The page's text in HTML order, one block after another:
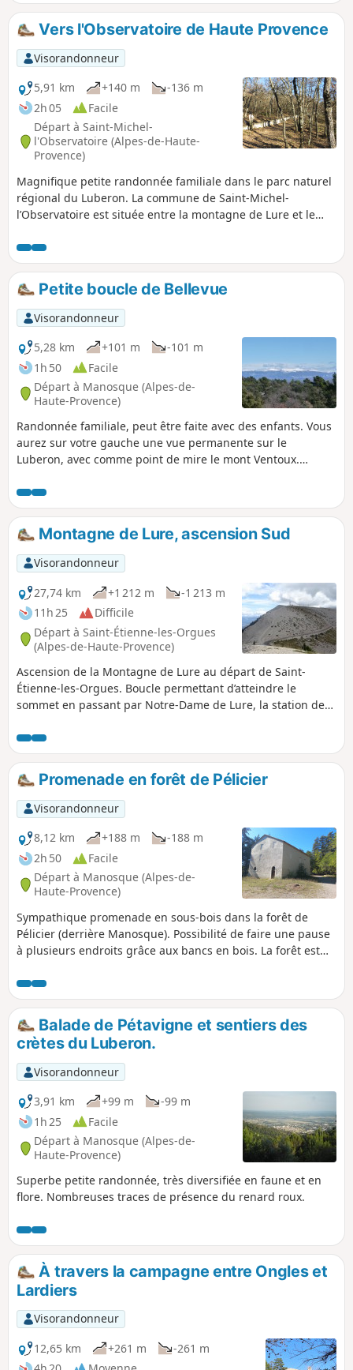
Vers l'Observatoire de Haute Provence
Visorandonneur
5,91 km
+140 m
-136 m
2h 05
Facile
Départ à Saint-Michel-
l'Observatoire (Alpes-de-Haute-
Provence)
Magnifique petite randonnée familiale dans le parc naturel
régional du Luberon. La commune de Saint-Michel-
l’Observatoire est située entre la montagne de Lure et le
nature provençale et de l'astronomie seront charmés par ce
parcours.
Petite boucle de Bellevue
Visorandonneur
5,28 km
+101 m
-101 m
1h 50
Facile
Départ à Manosque (Alpes-de-
Haute-Provence)
Randonnée familiale, peut être faite avec des enfants. Vous
aurez sur votre gauche une vue permanente sur le
Luberon, avec comme point de mire le mont Ventoux.
boucle, vous pouvez aussi admirer les sommets des Alpes.
Montagne de Lure, ascension Sud
Visorandonneur
27,74 km
+1 212 m
-1 213 m
11h 25
Difficile
Départ à Saint-Étienne-les-Orgues
(Alpes-de-Haute-Provence)
Ascension de la Montagne de Lure au départ de Saint-
Étienne-les-Orgues. Boucle permettant d’atteindre le
sommet en passant par Notre-Dame de Lure, la station de
Lure. Itinéraire proposant des paysages variés, traversée
d'une hêtraie, pelouses alpines et des genévriers nains sur
les crêtes, le tout offrant une vue panoramique sur le Mont
Ventoux et le Plateau d'Albion, les Alpes du Sud, et les
sommets des Écrins.
Promenade en forêt de Pélicier
Visorandonneur
8,12 km
+188 m
-188 m
2h 50
Facile
Départ à Manosque (Alpes-de-
Haute-Provence)
Sympathique promenade en sous-bois dans la forêt de
Pélicier (derrière Manosque). Possibilité de faire une pause
à plusieurs endroits grâce aux bancs en bois. La forêt est
permet de facilement raccourcir le parcours si besoin.
Balade de Pétavigne et sentiers des
crètes du Luberon.
Visorandonneur
3,91 km
+99 m
-99 m
1h 25
Facile
Départ à Manosque (Alpes-de-
Haute-Provence)
Superbe petite randonnée, très diversifiée en faune et en
flore. Nombreuses traces de présence du renard roux.
À travers la campagne entre Ongles et
Lardiers
Visorandonneur
12,65 km
+261 m
-261 m